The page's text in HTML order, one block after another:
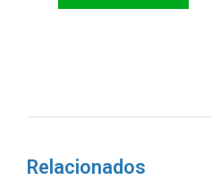
Relacionados